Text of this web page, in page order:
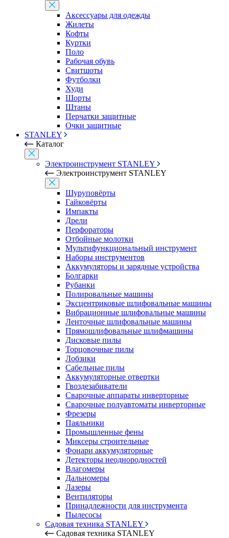
Аксессуары для одежды
Жилеты
Кофты
Куртки
Поло
Рабочая обувь
Свитшоты
Футболки
Худи
Шорты
Штаны
Перчатки защитные
Очки защитные
STANLEY
Каталог
Электроинструмент STANLEY
Электроинструмент STANLEY
Шуруповёрты
Гайковёрты
Импакты
Дрели
Перфораторы
Отбойные молотки
Мультифункциональный инструмент
Наборы инструментов
Аккумуляторы и зарядные устройства
Болгарки
Рубанки
Полировальные машины
Эксцентриковые шлифовальные машины
Вибрационные шлифовальные машины
Ленточные шлифовальные машины
Прямошлифовальные шлифмашины
Дисковые пилы
Торцовочные пилы
Лобзики
Сабельные пилы
Аккумуляторные отвертки
Гвоздезабиватели
Сварочные аппараты инверторные
Сварочные полуавтоматы инверторные
Фрезеры
Паяльники
Промышленные фены
Миксеры строительные
Фонари аккумуляторные
Детекторы неоднородностей
Влагомеры
Дальномеры
Лазеры
Вентиляторы
Принадлежности для инструмента
Пылесосы
Садовая техника STANLEY
Садовая техника STANLEY